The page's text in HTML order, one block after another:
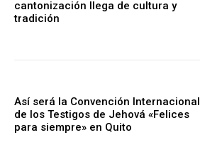
cantonización llega de cultura y
tradición
Así será la Convención Internacional
de los Testigos de Jehová «Felices
para siempre» en Quito